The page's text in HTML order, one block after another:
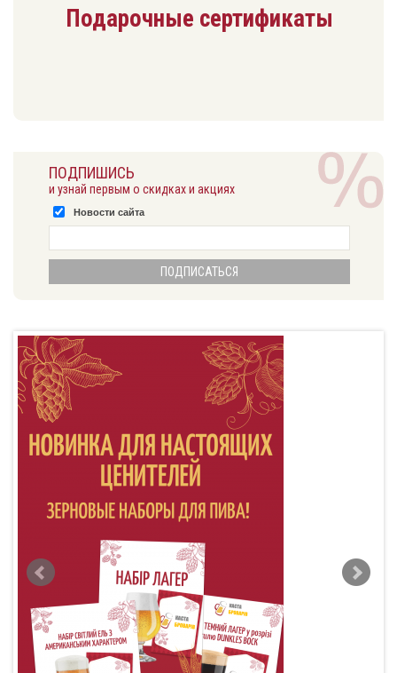
Подарочные сертификаты
ПОДПИШИСЬ
и узнай первым о скидках и акциях
Новости сайта